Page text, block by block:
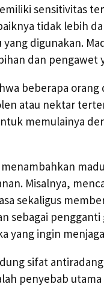
sensitivitas
tidak lebih
digunakan.
dan
beberapa
atau nektar
memulainya
Misalnya,
sekaligus
sebagai
yang ingin
sifat
penyebab